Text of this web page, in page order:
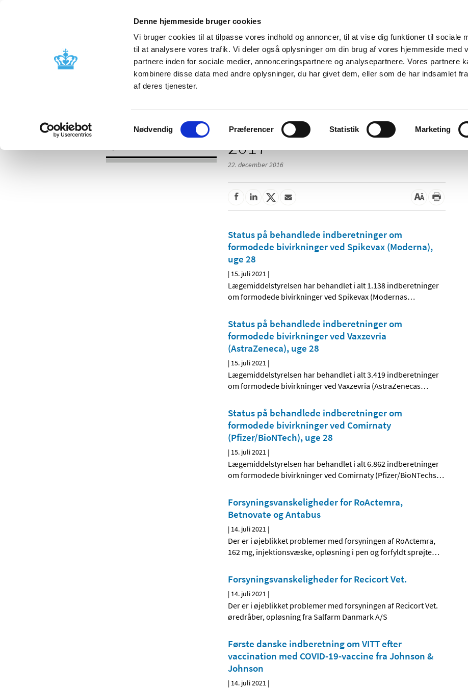
Denne hjemmeside bruger cookies
Vi bruger cookies til at tilpasse vores indhold og annoncer, til at vise dig funktioner til sociale
til at analysere vores trafik. Vi deler også oplysninger om din brug af vores hjemmeside med
partnere inden for sociale medier, annonceringspartnere og analysepartnere. Vores partnere
kombinere disse data med andre oplysninger, du har givet dem, eller som de har indsamlet
af deres tjenester.
Samtykkevalg
Nødvendig Præferencer Statistik Marketing
Nyheder Om os Kontakt
Godkendelse og
Bivirkninger og
produktinformation
Tilskud og
Apoteker og salg af
2017
22. december 2016
Status på behandlede indberetninger om
formodede bivirkninger ved Spikevax (Moderna),
uge 28
| 15. juli 2021 |
Lægemiddelstyrelsen har behandlet i alt 1.138 indberetninger
om formodede bivirkninger ved Spikevax (Modernas…
Status på behandlede indberetninger om
formodede bivirkninger ved Vaxzevria
(AstraZeneca), uge 28
| 15. juli 2021 |
Lægemiddelstyrelsen har behandlet i alt 3.419 indberetninger
om formodede bivirkninger ved Vaxzevria (AstraZenecas…
Status på behandlede indberetninger om
formodede bivirkninger ved Comirnaty
(Pfizer/BioNTech), uge 28
| 15. juli 2021 |
Lægemiddelstyrelsen har behandlet i alt 6.862 indberetninger
om formodede bivirkninger ved Comirnaty (Pfizer/BioNTechs…
Forsyningsvanskeligheder for RoActemra,
Betnovate og Antabus
| 14. juli 2021 |
Der er i øjeblikket problemer med forsyningen af RoActemra,
162 mg, injektionsvæske, opløsning i pen og forfyldt sprøjte…
Forsyningsvanskeligheder for Recicort Vet.
| 14. juli 2021 |
Der er i øjeblikket problemer med forsyningen af Recicort Vet.
øredråber, opløsning fra Salfarm Danmark A/S
Første danske indberetning om VITT efter
vaccination med COVID-19-vaccine fra Johnson &
Johnson
| 14. juli 2021 |